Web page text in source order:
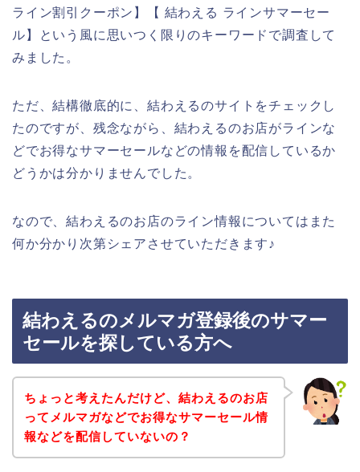
ライン割引クーポン】【 結わえる ラインサマーセー
ル】という風に思いつく限りのキーワードで調査して
みました。
ただ、結構徹底的に、結わえるのサイトをチェックし
たのですが、残念ながら、結わえるのお店がラインな
どでお得なサマーセールなどの情報を配信しているか
どうかは分かりませんでした。
なので、結わえるのお店のライン情報についてはまた
何か分かり次第シェアさせていただきます♪
結わえるのメルマガ登録後のサマー
セールを探している方へ
ちょっと考えたんだけど、結わえるのお店
ってメルマガなどでお得なサマーセール情
報などを配信していないの？